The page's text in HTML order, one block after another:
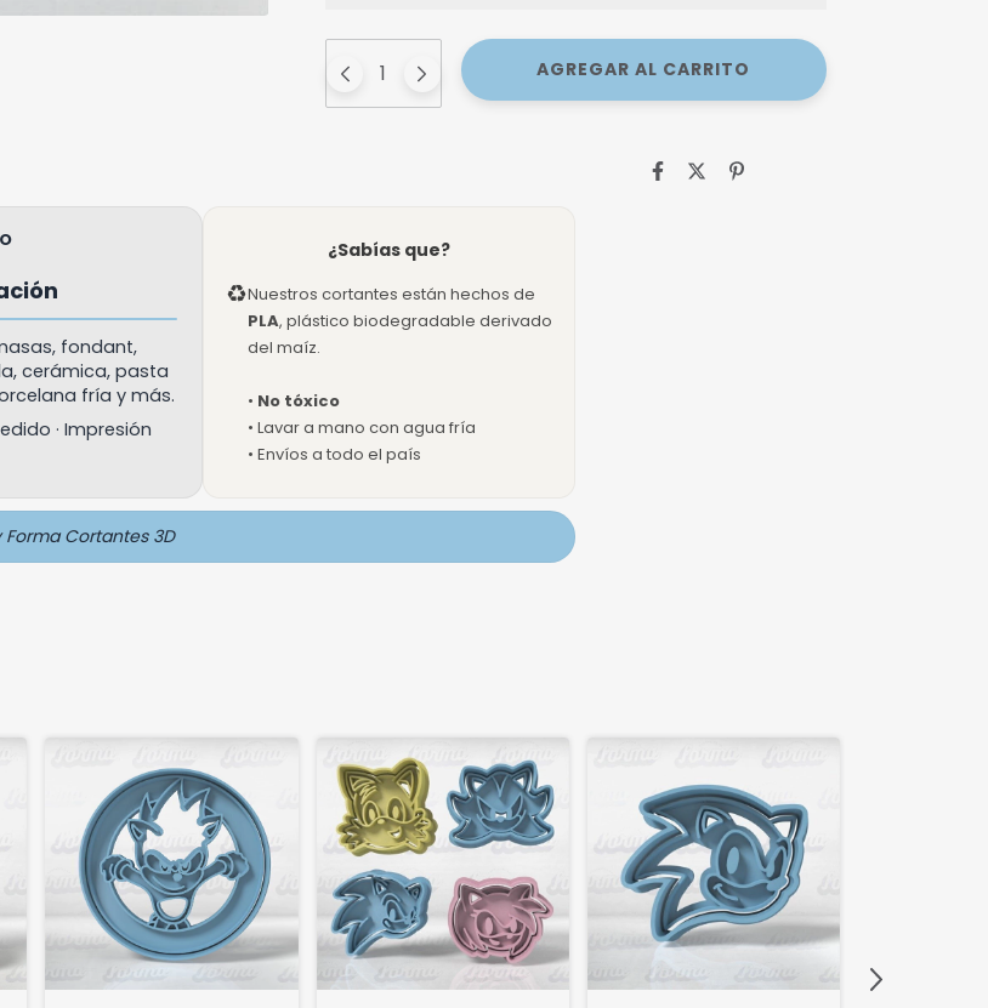
fondant,
cerámica, pasta
fría y más.
· Impresión
¿Sabías que?
♻Nuestros cortantes están hechos de
PLA, plástico biodegradable derivado
del maíz.
• No tóxico
• Lavar a mano con agua fría
• Envíos a todo el país
Forma Cortantes 3D